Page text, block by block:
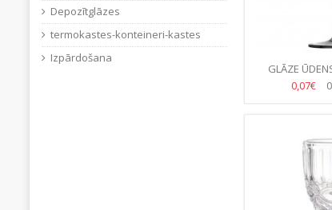
GLĀZE
0,07€
Depozītglāzes
termokastes-konteineri-kastes
Izpārdošana